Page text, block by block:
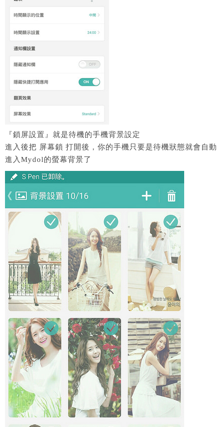
『鎖屏設置』就是待機的手機背景設定
進入後把 屏幕鎖 打開後，你的手機只要是待機狀態就會自動
進入Mydol的螢幕背景了